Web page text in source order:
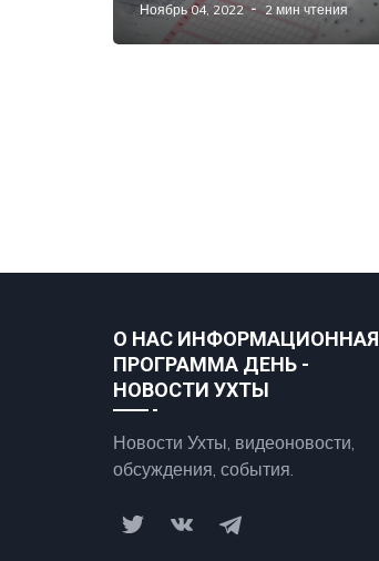
Ноябрь 04, 2022 2 мин чтения
О НАС ИНФОРМАЦИОННАЯ
ПРОГРАММА ДЕНЬ -
НОВОСТИ УХТЫ
Новости Ухты, видеоновости,
обсуждения, события.